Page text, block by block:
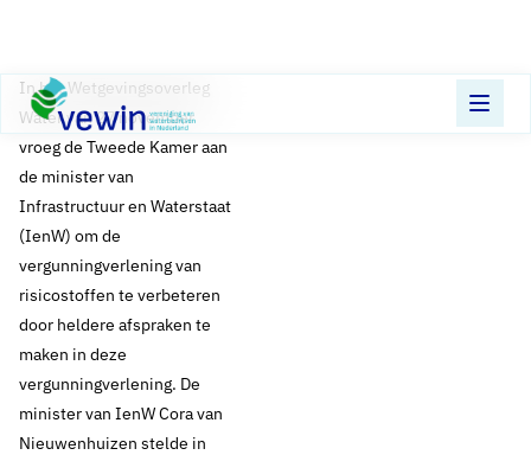
Direct naar content
Terug naar de startpagina
In het Wetgevingsoverleg
Water van 27 november
vroeg de Tweede Kamer aan
de minister van
Infrastructuur en Waterstaat
(IenW) om de
vergunningverlening van
risicostoffen te verbeteren
door heldere afspraken te
maken in deze
vergunningverlening. De
minister van IenW Cora van
Nieuwenhuizen stelde in